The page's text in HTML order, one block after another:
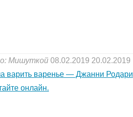
Мишуткой 08.02.2019 20.02.2019
варить варенье — Джанни Родари
онлайн.